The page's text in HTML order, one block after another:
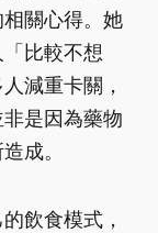
相關心得。她
比較不想
減重卡關，
是因為藥物
成。
飲食模式，